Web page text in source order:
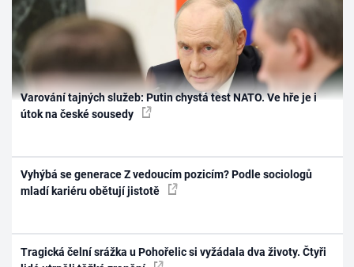
Varování tajných služeb: Putin chystá test NATO. Ve hře je i
útok na české sousedy
Vyhýbá se generace Z vedoucím pozicím? Podle sociologů
mladí kariéru obětují jistotě
Tragická čelní srážka u Pohořelic si vyžádala dva životy. Čtyři